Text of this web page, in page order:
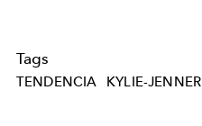
Tags
TENDENCIA KYLIE-JENNER